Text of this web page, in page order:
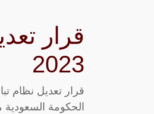
قرار
2023
قرار تعديل نظام
الحكومة